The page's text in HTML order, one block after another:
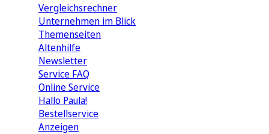
Vergleichsrechner
Unternehmen im Blick
Themenseiten
Altenhilfe
Newsletter
Service FAQ
Online Service
Hallo Paula!
Bestellservice
Anzeigen